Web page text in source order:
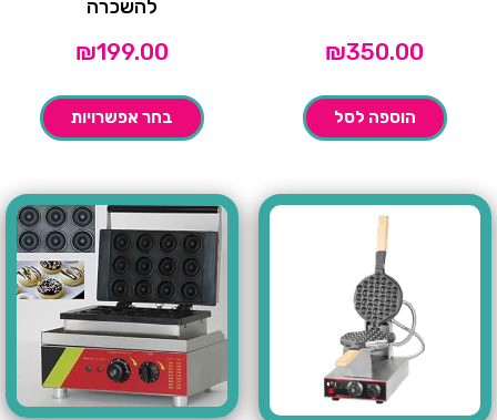
₪350.00
הוספה לסל
להשכרה
₪199.00
בחר אפשרויות